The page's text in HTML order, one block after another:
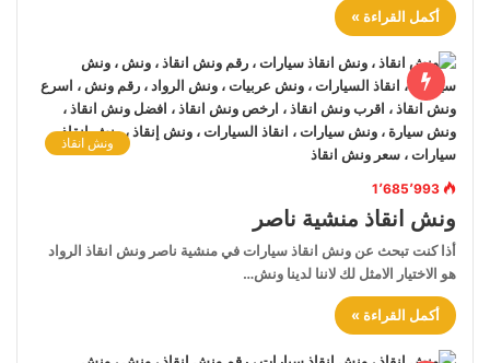
أكمل القراءة »
ونش انقاذ
1٬685٬993
ونش انقاذ منشية ناصر
أذا كنت تبحث عن ونش انقاذ سيارات في منشية ناصر ونش انقاذ الرواد
هو الاختيار الامثل لك لاننا لدينا ونش…
أكمل القراءة »